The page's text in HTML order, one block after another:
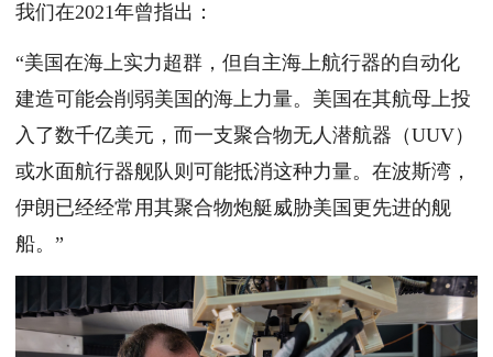
我们在2021年曾指出：
“美国在海上实力超群，但自主海上航行器的自动化
建造可能会削弱美国的海上力量。美国在其航母上投
入了数千亿美元，而一支聚合物无人潜航器（UUV）
或水面航行器舰队则可能抵消这种力量。在波斯湾，
伊朗已经经常用其聚合物炮艇威胁美国更先进的舰
船。”